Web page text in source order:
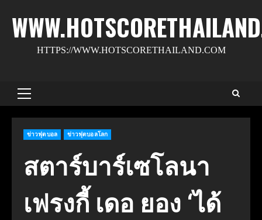
content
HTTPS://WWW.HOTSCORETHAILAND.COM
Primary
ข่าวฟุตบอล ข่าวฟุตบอลโลก
สตาร์บาร์เซโลนา
เฟรงกี้ เดอ ยอง ‘ได้